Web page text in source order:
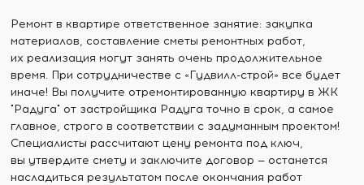
Ремонт в квартире ответственное занятие: закупка
материалов, составление сметы ремонтных работ,
их реализация могут занять очень продолжительное
время. При сотрудничестве с «Гудвилл-строй» все будет
иначе! Вы получите отремонтированную квартиру в ЖК
"Радуга" от застройщика Радуга точно в срок, а самое
главное, строго в соответствии с задуманным проектом!
Специалисты рассчитают цену ремонта под ключ,
вы утвердите смету и заключите договор — останется
насладиться результатом после окончания работ